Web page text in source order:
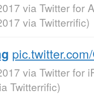
via Twitter for
via Twitterrific)
via Twitter for
Twitterrific)